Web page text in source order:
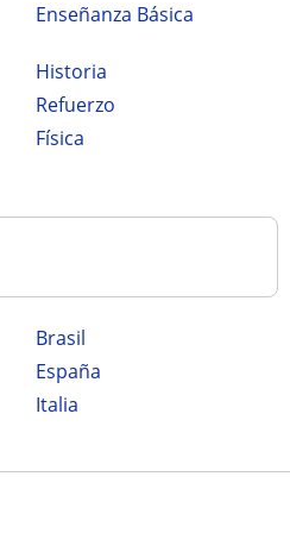
Enseñanza Básica
Historia
Refuerzo
Física
Brasil
España
Italia